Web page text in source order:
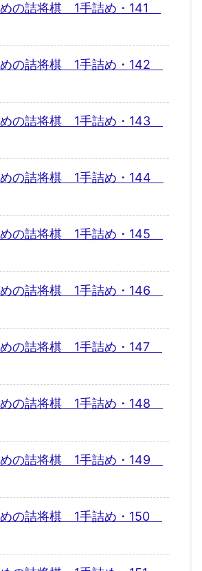
の詰将棋 1手詰め・141
めの詰将棋 1手詰め・142
めの詰将棋 1手詰め・143
めの詰将棋 1手詰め・144
めの詰将棋 1手詰め・145
めの詰将棋 1手詰め・146
めの詰将棋 1手詰め・147
めの詰将棋 1手詰め・148
めの詰将棋 1手詰め・149
めの詰将棋 1手詰め・150